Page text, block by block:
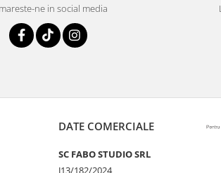
ne in social media
DATE COMERCIALE
SC FABO STUDIO SRL
J13/182/2024